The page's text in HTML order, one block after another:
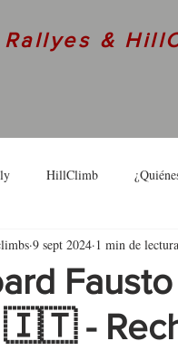
Rallyes &
HillClimb
🇮🇹 -
9 sept 2024 1 min de lectura